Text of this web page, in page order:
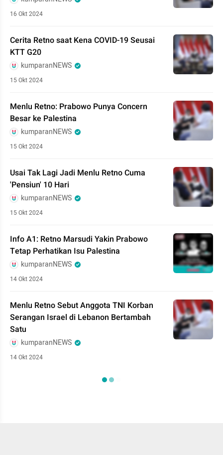
16 Okt 2024
Cerita Retno saat Kena COVID-19 Seusai
KTT G20
kumparanNEWS
15 Okt 2024
Menlu Retno: Prabowo Punya Concern
Besar ke Palestina
kumparanNEWS
15 Okt 2024
Usai Tak Lagi Jadi Menlu Retno Cuma
'Pensiun' 10 Hari
kumparanNEWS
15 Okt 2024
Info A1: Retno Marsudi Yakin Prabowo
Tetap Perhatikan Isu Palestina
kumparanNEWS
14 Okt 2024
Menlu Retno Sebut Anggota TNI Korban
Serangan Israel di Lebanon Bertambah
Satu
kumparanNEWS
14 Okt 2024